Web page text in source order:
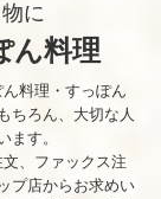
に
ん料理
料理・すっぽん
ちろん、大切な人
ます。
、ファックス注
プ店からお求めい